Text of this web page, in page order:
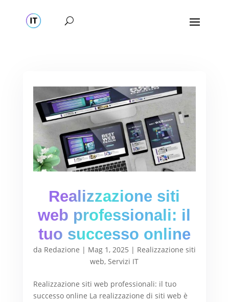
Realizzazione siti
web professionali: il
tuo successo online
da Redazione | Mag 1, 2025 | Realizzazione siti
web,Servizi IT
Realizzazione siti web professionali: il tuo
successo online La realizzazione di siti web è